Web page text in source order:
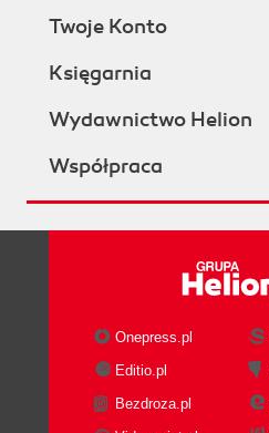
Twoje Konto
Księgarnia
Wydawnictwo Helion
Współpraca
Onepress.pl
Editio.pl
Bezdroza.pl